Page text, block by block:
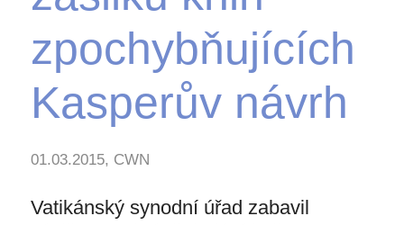
zpochybňujících
Kasperův návrh
01.03.2015, CWN
Vatikánský synodní úřad zabavil